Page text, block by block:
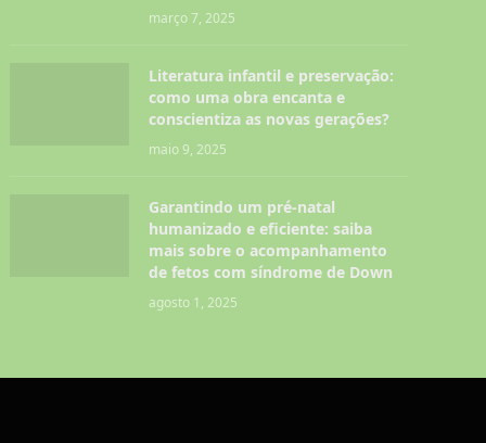
março 7, 2025
Literatura infantil e preservação:
como uma obra encanta e
conscientiza as novas gerações?
maio 9, 2025
Garantindo um pré-natal
humanizado e eficiente: saiba
mais sobre o acompanhamento
de fetos com síndrome de Down
agosto 1, 2025